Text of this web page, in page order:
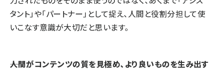
タント」や「パートナー」として捉え、人間と役割分担して使
いこなす意識が大切だと思います。
――人間がコンテンツの質を見極め、より良いものを生み出す